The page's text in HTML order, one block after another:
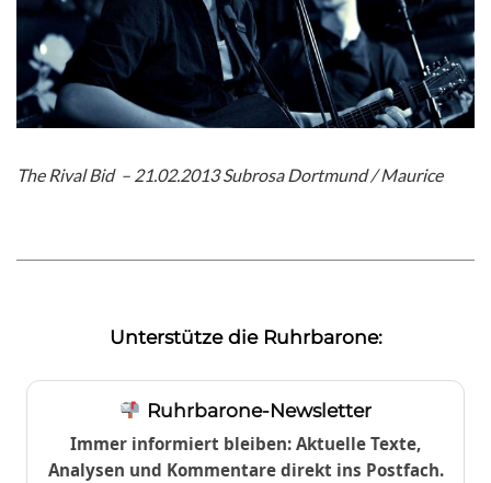
The Rival Bid – 21.02.2013 Subrosa Dortmund / Maurice
Unterstütze die Ruhrbarone:
Ruhrbarone-Newsletter
Immer informiert bleiben: Aktuelle Texte,
Analysen und Kommentare direkt ins Postfach.